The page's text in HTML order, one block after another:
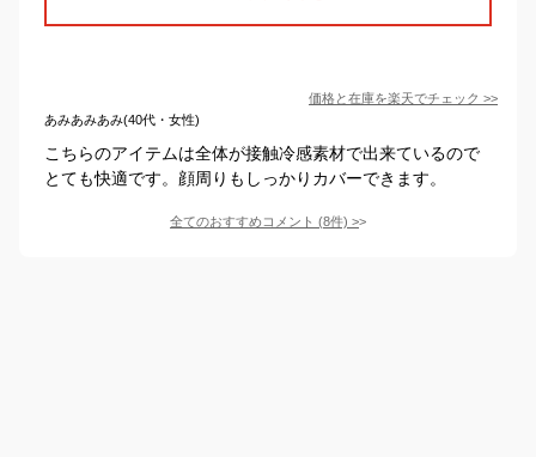
価格と在庫を楽天でチェック >>
あみあみあみ(40代・女性)
こちらのアイテムは全体が接触冷感素材で出来ているので
とても快適です。顔周りもしっかりカバーできます。
全てのおすすめコメント (8件) >